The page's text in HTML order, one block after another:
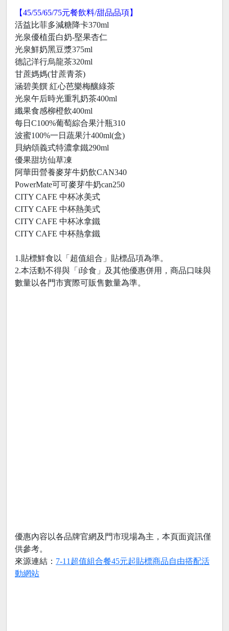
【45/55/65/75元餐飲料/甜品品項】
活益比菲多減糖降卡370ml
光泉優植蛋白奶-堅果杏仁
光泉鮮奶黑豆漿375ml
德記洋行烏龍茶320ml
甘蔗媽媽(甘蔗青茶)
涵碧美饌 紅心芭樂梅釀綠茶
光泉午后時光重乳奶茶400ml
纖果食感柳橙飲400ml
每日C100%葡萄綜合果汁瓶310
波蜜100%一日蔬果汁400ml(盒)
貝納頌義式特濃拿鐵290ml
優果甜坊仙草凍
阿華田營養麥芽牛奶飲CAN340
PowerMate可可麥芽牛奶can250
CITY CAFE 中杯冰美式
CITY CAFE 中杯熱美式
CITY CAFE 中杯冰拿鐵
CITY CAFE 中杯熱拿鐵
1.貼標鮮食以「超值組合」貼標品項為準。
2.本活動不得與「i珍食」及其他優惠併用，商品口味與
數量以各門市實際可販售數量為準。
優惠內容以各品牌官網及門市現場為主，本頁面資訊僅
供參考。
來源連結： 7-11超值組合餐45元起貼標商品自由搭配活
動網站